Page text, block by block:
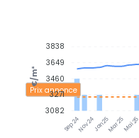
Sep 24Nov 24Jan 25Mar 25Mai 25
Prix annonce
3838
3649
3460
3271
3082
€/m²